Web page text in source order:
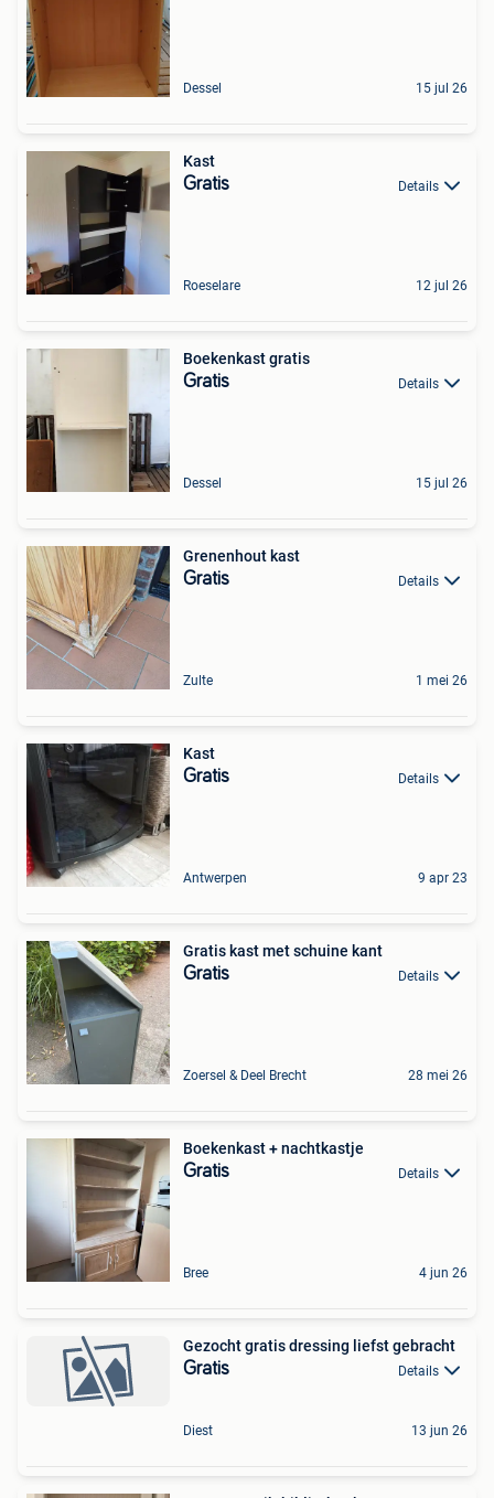
Dessel 15 jul 26
Kast
Gratis Details
Roeselare 12 jul 26
Boekenkast gratis
Gratis Details
Dessel 15 jul 26
Grenenhout kast
Gratis Details
Zulte 1 mei 26
Kast
Gratis Details
Antwerpen 9 apr 23
Gratis kast met schuine kant
Gratis Details
Zoersel & Deel Brecht 28 mei 26
Boekenkast + nachtkastje
Gratis Details
Bree 4 jun 26
Gezocht gratis dressing liefst gebracht
Gratis Details
Diest 13 jun 26